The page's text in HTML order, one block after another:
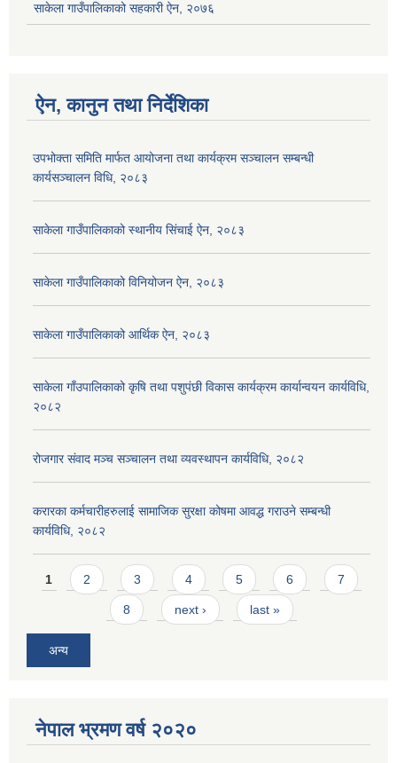
साकेला गाउँपालिकाको सहकारी ऐन, २०७६
ऐन, कानुन तथा निर्देशिका
उपभोक्ता समिति मार्फत आयोजना तथा कार्यक्रम सञ्चालन सम्बन्धी
कार्यसञ्चालन विधि, २०८३
साकेला गाउँपालिकाको स्थानीय सिंचाई ऐन, २०८३
साकेला गाउँपालिकाको विनियोजन ऐन, २०८३
साकेला गाउँपालिकाको आर्थिक ऐन, २०८३
साकेला गाँउपालिकाको कृषि तथा पशुपंछी विकास कार्यक्रम कार्यान्वयन कार्यविधि,
२०८२
रोजगार संवाद मञ्च सञ्चालन तथा व्यवस्थापन कार्यविधि, २०८२
करारका कर्मचारीहरुलाई सामाजिक सुरक्षा कोषमा आवद्ध गराउने सम्बन्धी
कार्यविधि, २०८२
Pages
1 2 3 4 5 6 7
8 next › last »
अन्य
नेपाल भ्रमण वर्ष २०२०